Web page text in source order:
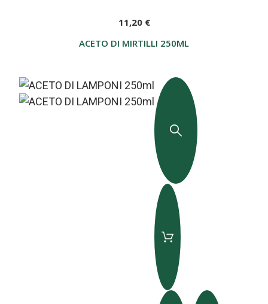
ACETO DI MIRTILLI 250ML
11,20 €